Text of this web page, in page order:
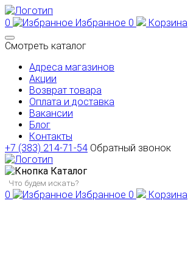
0 Избранное 0
Корзина
Смотреть каталог
Адреса магазинов
Акции
Возврат товара
Оплата и доставка
Вакансии
Блог
Контакты
+7 (383) 214-71-54 Обратный звонок
Каталог
0 Избранное 0 Корзина